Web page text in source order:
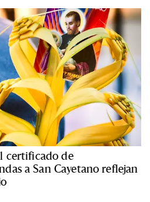
certificado de
a San Cayetano reflejan